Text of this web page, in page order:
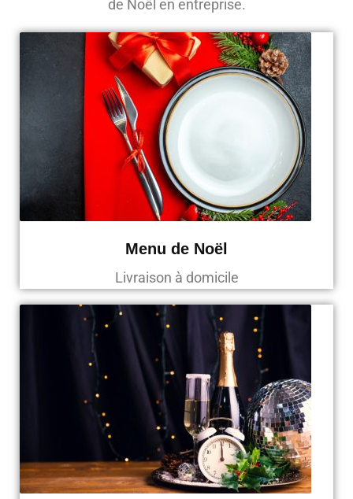
de Noël en entreprise.
Menu de Noël
Livraison à domicile